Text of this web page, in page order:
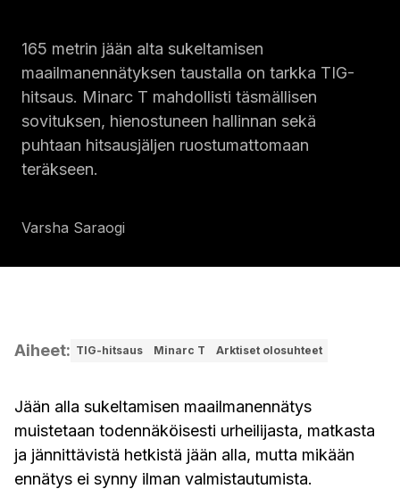
165 metrin jään alta sukeltamisen
maailmanennätyksen taustalla on tarkka TIG-
hitsaus. Minarc T mahdollisti täsmällisen
sovituksen, hienostuneen hallinnan sekä
puhtaan hitsausjäljen ruostumattomaan
teräkseen.
Varsha Saraogi
Aiheet: TIG-hitsaus Minarc T Arktiset olosuhteet
Jään alla sukeltamisen maailmanennätys
muistetaan todennäköisesti urheilijasta, matkasta
ja jännittävistä hetkistä jään alla, mutta mikään
ennätys ei synny ilman valmistautumista.